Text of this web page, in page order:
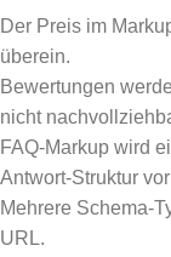
Der Preis im
überein.
Bewertungen
nicht
FAQ-Markup wird
Antwort-Struktur
Mehrere Schema-
URL.